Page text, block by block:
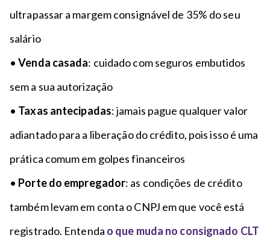
ultrapassar a margem consignável de 35% do seu
salário
•Venda casada: cuidado com seguros embutidos
sem a sua autorização
• Taxas antecipadas: jamais pague qualquer valor
adiantado para a liberação do crédito, pois isso é uma
prática comum em golpes financeiros
• Porte do empregador: as condições de crédito
também levam em conta o CNPJ em que você está
registrado. Entenda o que muda no consignado CLT